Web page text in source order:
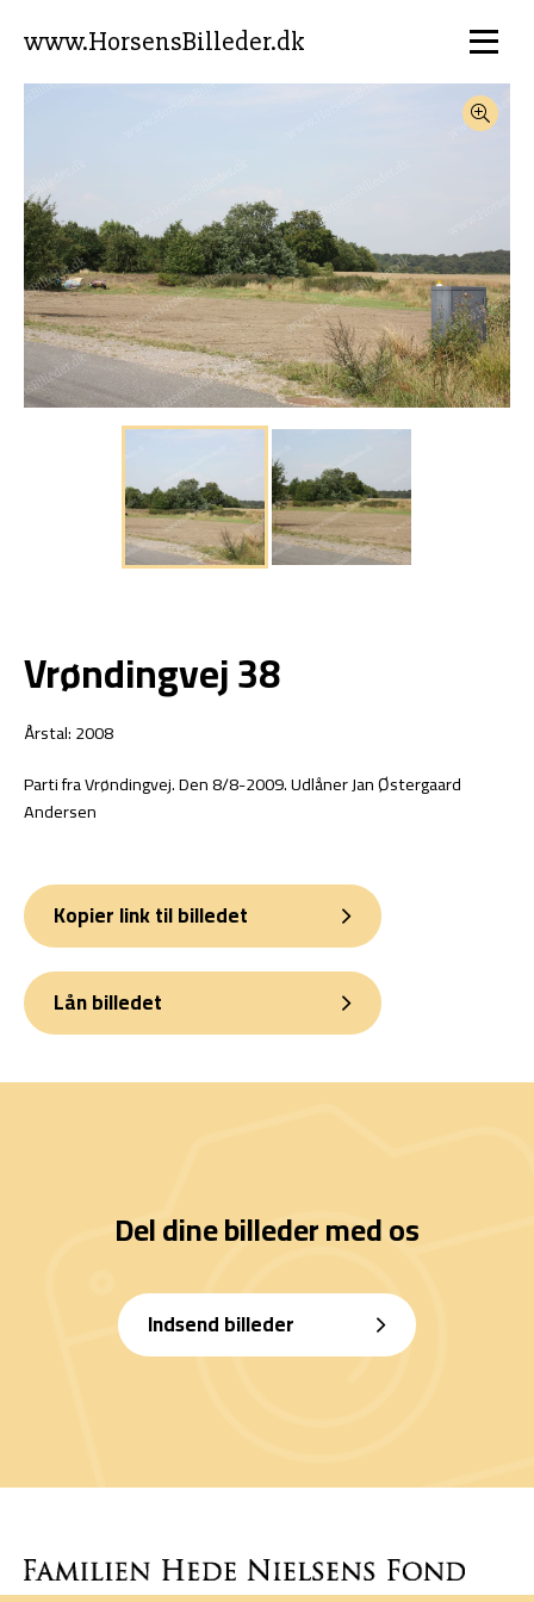
www.HorsensBilleder.dk
Vrøndingvej 38
Årstal: 2008
Parti fra Vrøndingvej. Den 8/8-2009. Udlåner Jan Østergaard
Andersen
Kopier link til billedet
Lån billedet
Del dine billeder med os
Indsend billeder